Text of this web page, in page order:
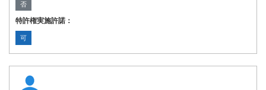
否
特許権実施許諾：
可